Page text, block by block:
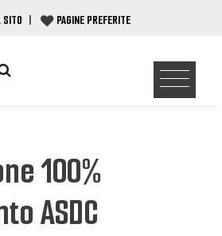
SITO | PAGINE PREFERITE
100%
ASDC